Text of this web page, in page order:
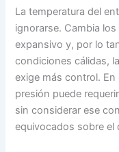
La temperatura del
ignorarse. Cambia
expansivo y, por lo
condiciones cálidas,
exige más control.
presión puede
sin considerar ese
equivocados sobre el